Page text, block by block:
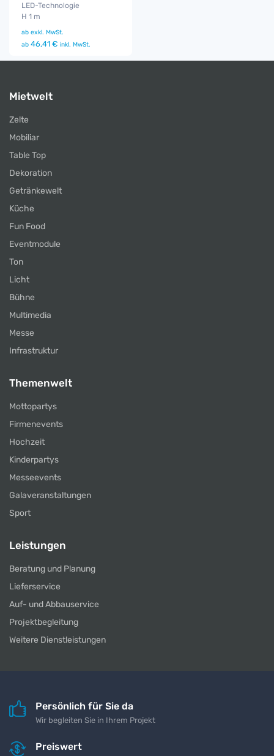
LED-Technologie
H 1 m
ab exkl. MwSt.
ab 46,41 € inkl. MwSt.
Mietwelt
Zelte
Mobiliar
Table Top
Dekoration
Getränkewelt
Küche
Fun Food
Eventmodule
Ton
Licht
Bühne
Multimedia
Messe
Infrastruktur
Themenwelt
Mottopartys
Firmenevents
Hochzeit
Kinderpartys
Messeevents
Galaveranstaltungen
Sport
Leistungen
Beratung und Planung
Lieferservice
Auf- und Abbauservice
Projektbegleitung
Weitere Dienstleistungen
Persönlich für Sie da
Wir begleiten Sie in Ihrem Projekt
Preiswert